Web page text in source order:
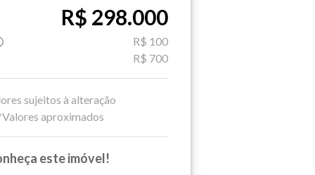
R$ 298.000
R$ 100
R$ 700
sujeitos à alteração
aproximados
este imóvel!